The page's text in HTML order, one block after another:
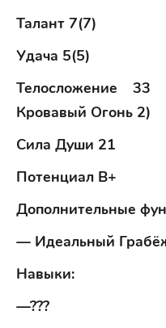
Талант 7(7)
Удача 5(5)
Телосложение 33
Кровавый Огонь 2)
Сила Души 21
Потенциал B+
Дополнительные
— Идеальный
Навыки:
—???